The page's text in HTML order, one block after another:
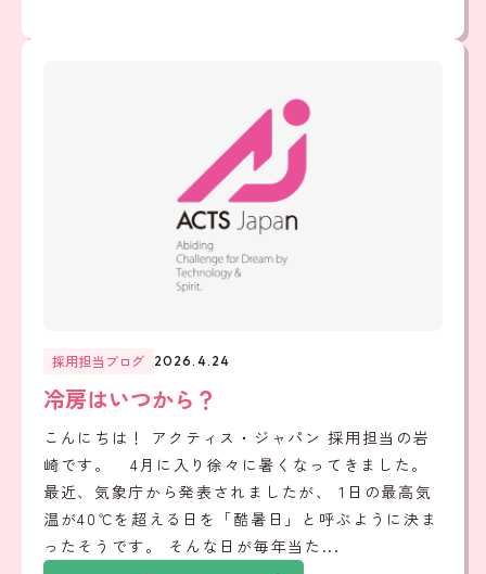
採用担当ブログ 2026.4.24
冷房はいつから？
こんにちは！ アクティス・ジャパン 採用担当の岩
崎です。 4月に入り徐々に暑くなってきました。
最近、気象庁から発表されましたが、 1日の最高気
温が40℃を超える日を「酷暑日」と呼ぶように決ま
ったそうです。 そんな日が毎年当た...